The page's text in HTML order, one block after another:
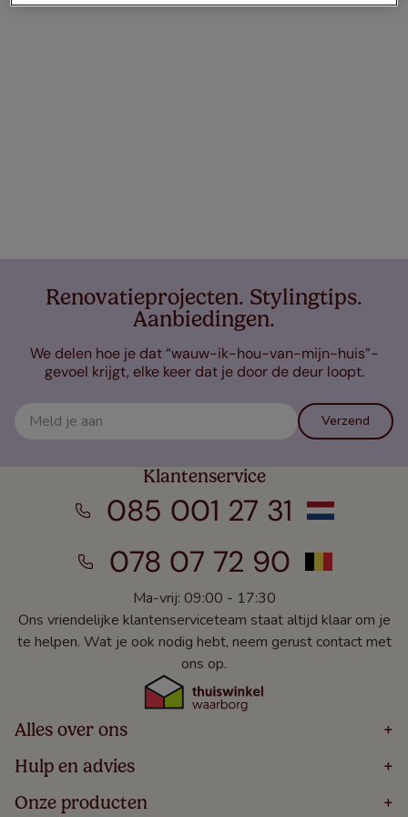
Renovatieprojecten. Stylingtips.
Aanbiedingen.
We delen hoe je dat “wauw-ik-hou-van-mijn-huis”-
gevoel krijgt, elke keer dat je door de deur loopt.
Verzend
Klantenservice
085 001 27 31
078 07 72 90
Ma-vrij: 09:00 - 17:30
Ons vriendelijke klantenserviceteam staat altijd klaar om je
te helpen. Wat je ook nodig hebt, neem gerust contact met
ons op.
Alles over ons +
Home
Over
Bestellen
Hulp en advies +
Volg Je Bestelling
Onze producten +